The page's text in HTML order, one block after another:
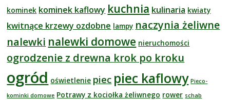
kominek kominek kaflowy kuchnia kulinaria kwiaty
kwitnące krzewy ozdobne lampy naczynia żeliwne
nalewki nalewki domowe nieruchomości
ogrodzenie z drewna krok po kroku
ogród oświetlenie piec piec kaflowy Pieco-
kominki domowe Potrawy z kociołka żeliwnego rower schab